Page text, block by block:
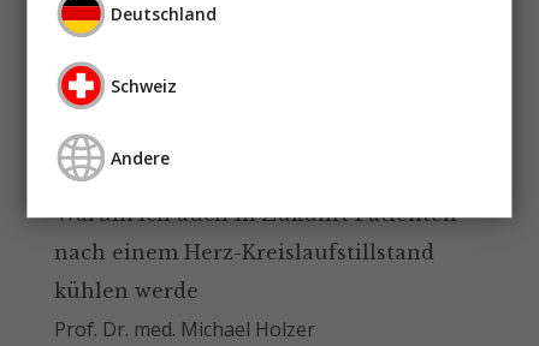
Hypothermie nach Herz-
Wo stehen wir?
PRO Hypothermie:
Warum ich auch in Zukunft Patienten
nach einem Herz-Kreislaufstillstand
kühlen werde
Prof. Dr. med. Michael Holzer
Deutschland
Schweiz
Andere